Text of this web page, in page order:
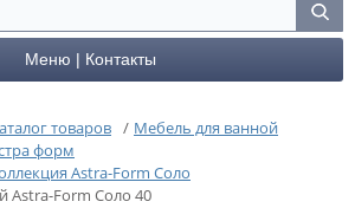
Меню | Контакты
товаров / Мебель для ванной
форм
Astra-Form Соло
Astra-Form Соло 40